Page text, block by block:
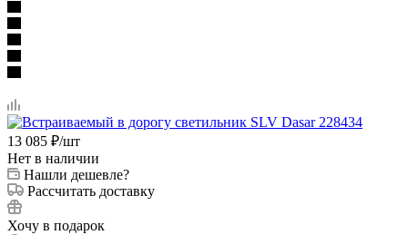
13 085 ₽/шт
Нет в наличии
Нашли дешевле?
Рассчитать доставку
Хочу в подарок